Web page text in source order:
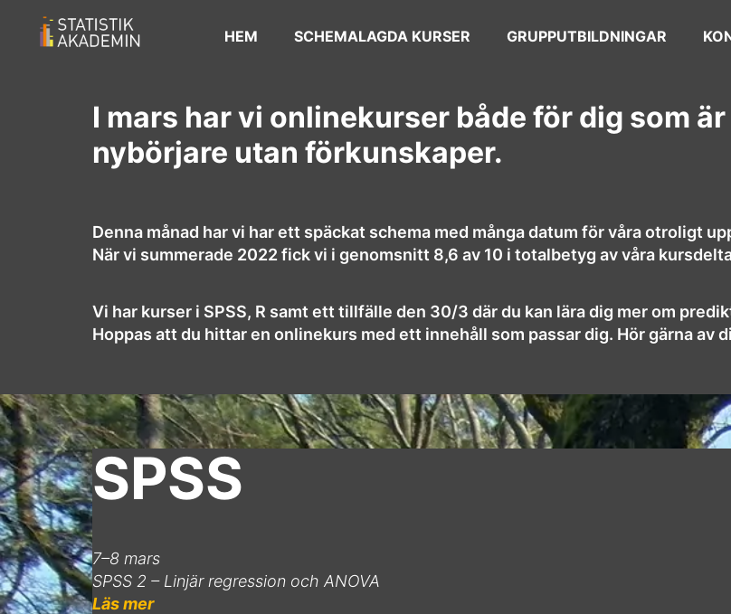
HEM SCHEMALAGDA KURSER GRUPPUTBILDNINGAR
I mars har vi onlinekurser både för dig som
nybörjare utan förkunskaper.
Denna månad har vi har ett späckat schema med många datum för våra otroligt
När vi summerade 2022 fick vi i genomsnitt 8,6 av 10 i totalbetyg av våra
Vi har kurser i SPSS, R samt ett tillfälle den 30/3 där du kan lära dig mer om
Hoppas att du hittar en onlinekurs med ett innehåll som passar dig. Hör gärna av
SPSS
7–8 mars
SPSS 2 – Linjär regression och ANOVA
Läs mer